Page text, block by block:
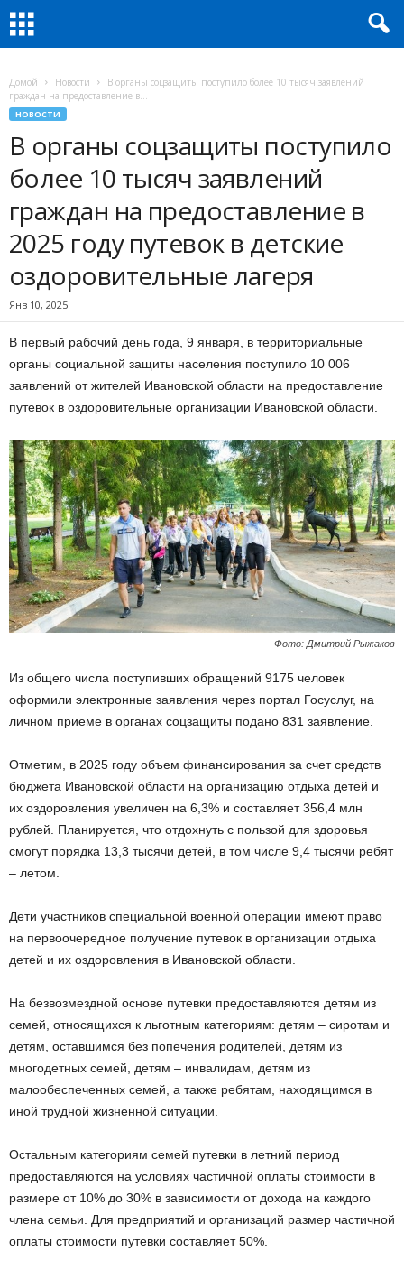
Домой Новости
В органы соцзащиты поступило более 10 тысяч заявлений
граждан на предоставление в...
НОВОСТИ
В органы соцзащиты поступило
более 10 тысяч заявлений
граждан на предоставление в
2025 году путевок в детские
оздоровительные лагеря
Янв 10, 2025
В первый рабочий день года, 9 января, в территориальные
органы социальной защиты населения поступило 10 006
заявлений от жителей Ивановской области на предоставление
путевок в оздоровительные организации Ивановской области.
Фото: Дмитрий Рыжаков
Из общего числа поступивших обращений 9175 человек
оформили электронные заявления через портал Госуслуг, на
личном приеме в органах соцзащиты подано 831 заявление.
Отметим, в 2025 году объем финансирования за счет средств
бюджета Ивановской области на организацию отдыха детей и
их оздоровления увеличен на 6,3% и составляет 356,4 млн
рублей. Планируется, что отдохнуть с пользой для здоровья
смогут порядка 13,3 тысячи детей, в том числе 9,4 тысячи ребят
– летом.
Дети участников специальной военной операции имеют право
на первоочередное получение путевок в организации отдыха
детей и их оздоровления в Ивановской области.
На безвозмездной основе путевки предоставляются детям из
семей, относящихся к льготным категориям: детям – сиротам и
детям, оставшимся без попечения родителей, детям из
многодетных семей, детям – инвалидам, детям из
малообеспеченных семей, а также ребятам, находящимся в
иной трудной жизненной ситуации.
Остальным категориям семей путевки в летний период
предоставляются на условиях частичной оплаты стоимости в
размере от 10% до 30% в зависимости от дохода на каждого
члена семьи. Для предприятий и организаций размер частичной
оплаты стоимости путевки составляет 50%.